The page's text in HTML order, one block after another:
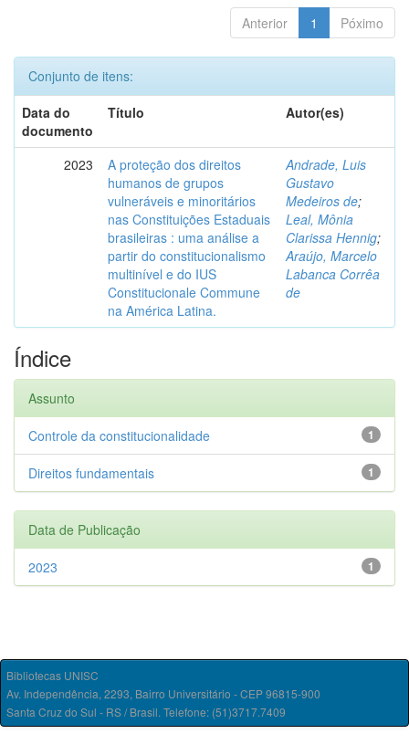
Anterior 1 Póximo
Conjunto de itens:
Data do
documento
Título Autor(es)
2023
A proteção dos direitos
humanos de grupos
vulneráveis e minoritários
nas Constituições Estaduais
brasileiras : uma análise a
partir do constitucionalismo
multinível e do IUS
Constitucionale Commune
na América Latina.
Andrade, Luis
Gustavo
Medeiros de;
Leal, Mônia
Clarissa Hennig;
Araújo, Marcelo
Labanca Corrêa
de
Índice
Assunto
1
Controle da constitucionalidade
1
Direitos fundamentais
Data de Publicação
1
2023
Bibliotecas UNISC
Av. Independência, 2293, Bairro Universitário - CEP 96815-900
Santa Cruz do Sul - RS / Brasil. Telefone: (51)3717.7409